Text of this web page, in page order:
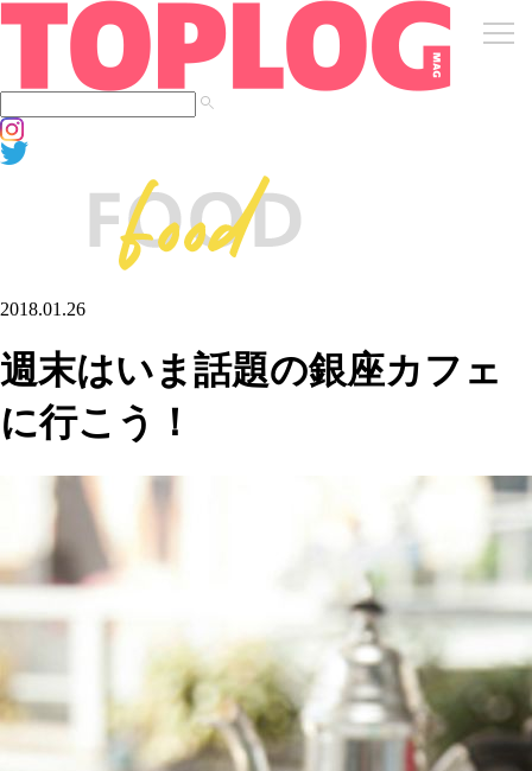
2018.01.26
週末はいま話題の銀座カフェ
に行こう！